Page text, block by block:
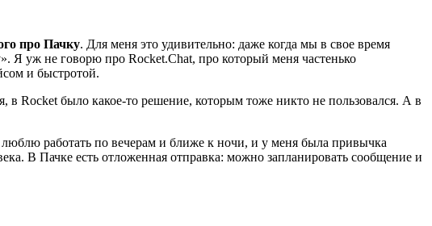
про Пачку. Для меня это удивительно: даже когда мы в свое время
Я уж не говорю про Rocket.Chat, про который меня частенько
и быстротой.
Rocket было какое-то решение, которым тоже никто не пользовался. А в
работать по вечерам и ближе к ночи, и у меня была привычка
В Пачке есть отложенная отправка: можно запланировать сообщение и